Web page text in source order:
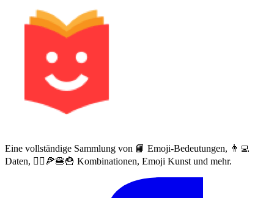
Eine vollständige Sammlung von 📙 Emoji-Bedeutungen, 👨‍💻
Daten, 🙅‍♀️🍕🍔🍟 Kombinationen, Emoji Kunst und mehr.